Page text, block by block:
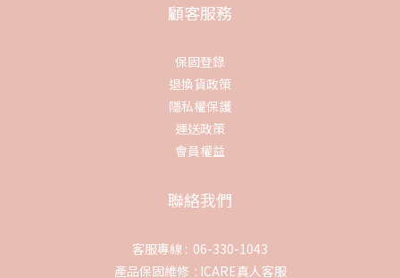
顧客服務
保固登錄
退換貨政策
隱私權保護
運送政策
會員權益
聯絡我們
客服專線 : 06-330-1043
產品保固維修 : ICARE真人客服